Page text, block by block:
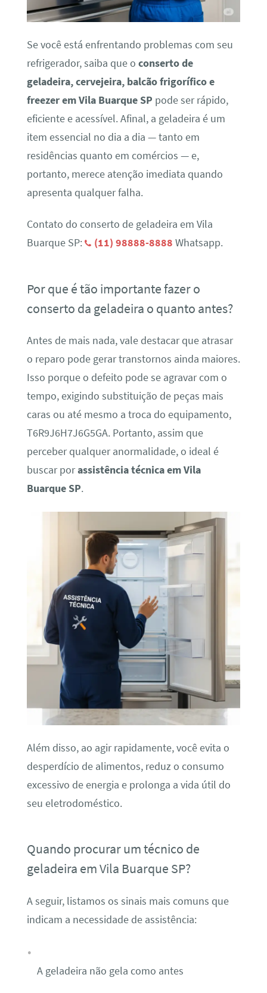
Se você está enfrentando problemas com seu
refrigerador, saiba que o conserto de
geladeira, cervejeira, balcão frigorífico e
freezer em Vila Buarque SP pode ser rápido,
eficiente e acessível. Afinal, a geladeira é um
item essencial no dia a dia — tanto em
residências quanto em comércios — e,
portanto, merece atenção imediata quando
apresenta qualquer falha.
Contato do conserto de geladeira em Vila
Buarque SP:
(11) 98888-8888 Whatsapp.
Por que é tão importante fazer o
conserto da geladeira o quanto antes?
Antes de mais nada, vale destacar que atrasar
o reparo pode gerar transtornos ainda maiores.
Isso porque o defeito pode se agravar com o
tempo, exigindo substituição de peças mais
caras ou até mesmo a troca do equipamento,
T6R9J6H7J6G5GA. Portanto, assim que
perceber qualquer anormalidade, o ideal é
buscar porassistência técnica em Vila
Buarque SP.
Além disso, ao agir rapidamente, você evita o
desperdício de alimentos, reduz o consumo
excessivo de energia e prolonga a vida útil do
seu eletrodoméstico.
Quando procurar um técnico de
geladeira em Vila Buarque SP?
A seguir, listamos os sinais mais comuns que
indicam a necessidade de assistência:
A geladeira não gela como antes